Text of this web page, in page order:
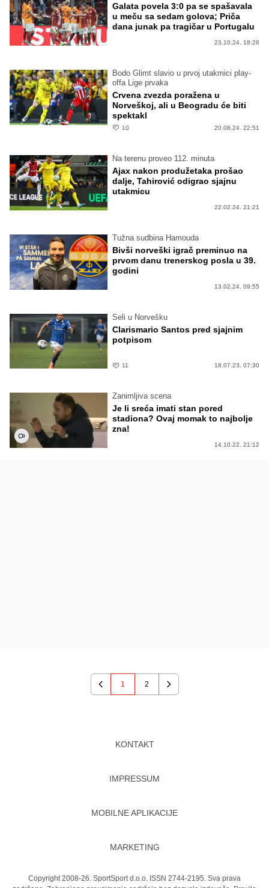
Galata povela 3:0 pa se spašavala
u meču sa sedam golova; Priča
dana junak pa tragičar u Portugalu
23.10.24. 18:26
Bodo Glimt slavio u prvoj utakmici play-
offa Lige prvaka
Crvena zvezda poražena u
Norveškoj, ali u Beogradu će biti
spektakl
10 20.08.24. 22:51
Na terenu proveo 112. minuta
Ajax nakon produžetaka prošao
dalje, Tahirović odigrao sjajnu
utakmicu
22.02.24. 21:21
Tužna sudbina Hamouda
Bivši norveški igrač preminuo na
prvom danu trenerskog posla u 39.
godini
13.02.24. 09:55
Seli u Norvešku
Clarismario Santos pred sjajnim
potpisom
11 18.07.23. 07:30
Zanimljiva scena
Je li sreća imati stan pored
stadiona? Ovaj momak to najbolje
zna!
14.10.22. 21:12
Previous
1 2
Next
KONTAKT
IMPRESSUM
MOBILNE APLIKACIJE
MARKETING
Copyright 2008-26. SportSport d.o.o. ISSN 2744-2195. Sva prava